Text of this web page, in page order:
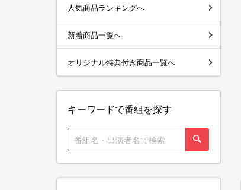
人気商品ランキングへ
新着商品一覧へ
オリジナル特典付き商品一覧へ
キーワードで番組を探す